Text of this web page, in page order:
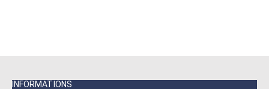
INFORMATIONS